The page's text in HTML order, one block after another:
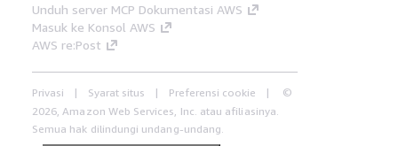
Unduh server MCP Dokumentasi AWS
Masuk ke Konsol AWS
AWS re:Post
Privasi Syarat situs Preferensi cookie
©
2026, Amazon Web Services, Inc. atau afiliasinya.
Semua hak dilindungi undang-undang.